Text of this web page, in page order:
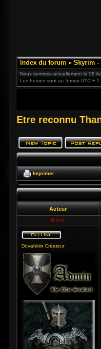
Index du forum » Skyrim -
Nous sommes actuellement le 08
Les heures sont au format UTC + 1
Etre reconnu
Imprimer
Auteur
Bioris
Dovahkiin Créateur